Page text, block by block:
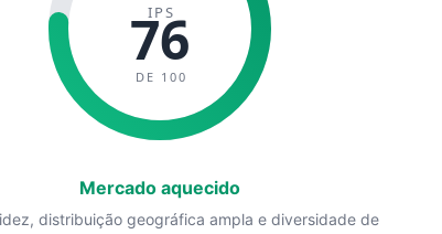
IPS
76
DE 100
Mercado aquecido
distribuição geográfica ampla e diversidade de